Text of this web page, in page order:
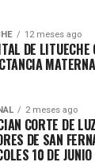
12 meses ago
DE LITUECHE
MATERNA
2 meses ago
CORTE DE
DE SAN
10 DE JUNIO